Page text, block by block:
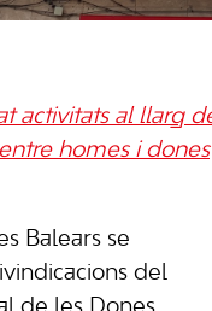
activitats al llarg
homes i dones
Balears se
del